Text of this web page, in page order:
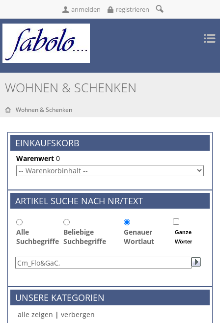
anmelden registrieren
WOHNEN & SCHENKEN
Wohnen & Schenken
EINKAUFSKORB
Warenwert 0
ARTIKEL SUCHE NACH NR/TEXT
Alle
Suchbegriffe
Beliebige
Suchbegriffe
Genauer
Wortlaut
Ganze
Wörter
UNSERE KATEGORIEN
alle zeigen | verbergen